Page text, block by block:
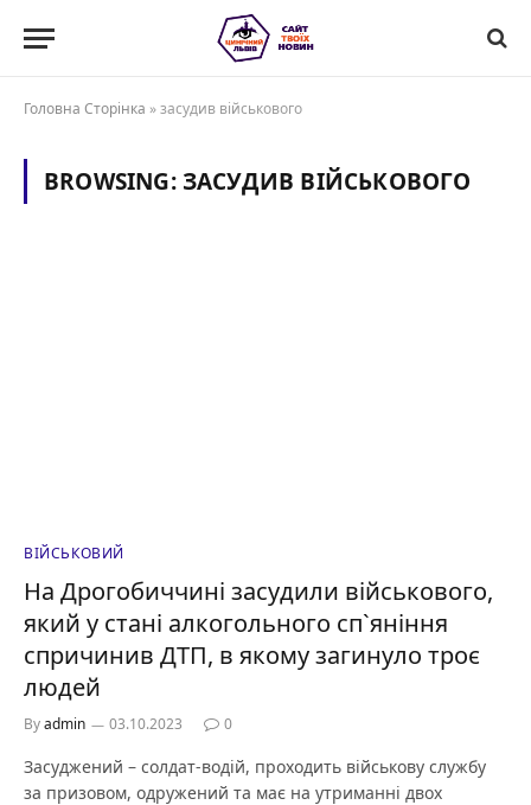
Головна Сторінка »засудив військового
BROWSING: ЗАСУДИВ ВІЙСЬКОВОГО
ВІЙСЬКОВИЙ
На Дрогобиччині засудили військового,
який у стані алкогольного сп`яніння
спричинив ДТП, в якому загинуло троє
людей
Byadmin 03.10.2023 0
Засуджений – солдат-водій, проходить військову службу
за призовом, одружений та має на утриманні двох